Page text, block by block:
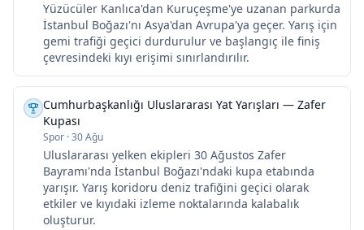
Yüzücüler Kanlıca'dan Kuruçeşme'ye uzanan parkurda
İstanbul Boğazı'nı Asya'dan Avrupa'ya geçer. Yarış için
gemi trafiği geçici durdurulur ve başlangıç ile finiş
çevresindeki kıyı erişimi sınırlandırılır.
Cumhurbaşkanlığı Uluslararası Yat Yarışları — Zafer
Kupası
Spor ·30 Ağu
Uluslararası yelken ekipleri 30 Ağustos Zafer
Bayramı'nda İstanbul Boğazı'ndaki kupa etabında
yarışır. Yarış koridoru deniz trafiğini geçici olarak
etkiler ve kıyıdaki izleme noktalarında kalabalık
oluşturur.